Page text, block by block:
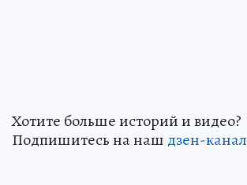
Хотите больше историй и видео?
Подпишитесь на наш дзен-канал